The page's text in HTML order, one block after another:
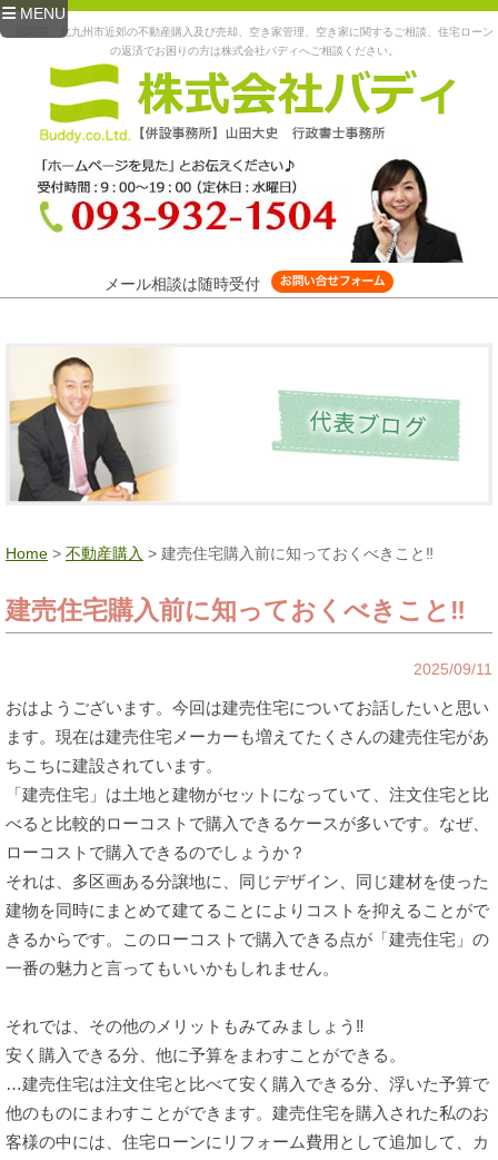
MENU
福岡県、北九州市近郊の不動産購入及び売却、空き家管理、空き家に関するご相談、住宅ローン
の返済でお困りの方は株式会社バディへご相談ください。
メール相談は随時受付
Home > 不動産購入 > 建売住宅購入前に知っておくべきこと‼
建売住宅購入前に知っておくべきこと‼
2025/09/11
おはようございます。今回は建売住宅についてお話したいと思い
ます。現在は建売住宅メーカーも増えてたくさんの建売住宅があ
ちこちに建設されています。
「建売住宅」は土地と建物がセットになっていて、注文住宅と比
べると比較的ローコストで購入できるケースが多いです。なぜ、
ローコストで購入できるのでしょうか？
それは、多区画ある分譲地に、同じデザイン、同じ建材を使った
建物を同時にまとめて建てることによりコストを抑えることがで
きるからです。このローコストで購入できる点が「建売住宅」の
一番の魅力と言ってもいいかもしれません。
それでは、その他のメリットもみてみましょう‼
安く購入できる分、他に予算をまわすことができる。
…建売住宅は注文住宅と比べて安く購入できる分、浮いた予算で
他のものにまわすことができます。建売住宅を購入された私のお
客様の中には、住宅ローンにリフォーム費用として追加して、カ